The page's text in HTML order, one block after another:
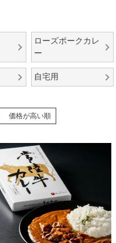
ローズポークカレ
ー
自宅用
価格が高い順